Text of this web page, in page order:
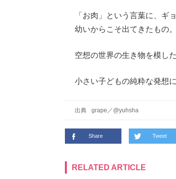
「お肉」という言葉に、ギ
幼いからこそ出てきたもの。
空想の世界の生き物を模し
小さい子どもの純粋な発想
出典 grape ／ @yuhsha
Share Tweet
RELATED ARTICLE